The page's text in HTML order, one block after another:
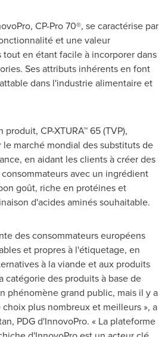
CP-Pro 70®, se caractérise par
et une valeur
en étant facile à incorporer dans
Ses attributs inhérents en font
dans l'industrie alimentaire et
CP-XTURA™ 65 (TVP),
marché mondial des substituts de
en aidant les clients à créer des
avec un ingrédient
goût, riche en protéines et
d'acides aminés souhaitable.
des consommateurs européens
et propres à l'étiquetage, en
à la viande et aux produits
catégorie des produits à base de
phénomène grand public, mais il y a
plus nombreux et meilleurs », a
, PDG d'InnovoPro. « La plateforme